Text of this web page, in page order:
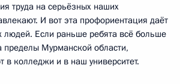
труда на серьёзных наших
И вот эта профориентация даёт
людей. Если раньше ребята всё больше
пределы Мурманской области,
в колледжи и в наш университет.